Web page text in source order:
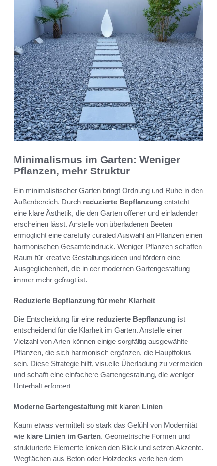
Minimalismus im Garten: Weniger
Pflanzen, mehr Struktur
Ein minimalistischer Garten bringt Ordnung und Ruhe in den
Außenbereich. Durch reduzierte Bepflanzung entsteht
eine klare Ästhetik, die den Garten offener und einladender
erscheinen lässt. Anstelle von überladenen Beeten
ermöglicht eine carefully curated Auswahl an Pflanzen einen
harmonischen Gesamteindruck. Weniger Pflanzen schaffen
Raum für kreative Gestaltungsideen und fördern eine
Ausgeglichenheit, die in der modernen Gartengestaltung
immer mehr gefragt ist.
Reduzierte Bepflanzung für mehr Klarheit
Die Entscheidung für eine reduzierte Bepflanzung ist
entscheidend für die Klarheit im Garten. Anstelle einer
Vielzahl von Arten können einige sorgfältig ausgewählte
Pflanzen, die sich harmonisch ergänzen, die Hauptfokus
sein. Diese Strategie hilft, visuelle Überladung zu vermeiden
und schafft eine einfachere Gartengestaltung, die weniger
Unterhalt erfordert.
Moderne Gartengestaltung mit klaren Linien
Kaum etwas vermittelt so stark das Gefühl von Modernität
wie klare Linien im Garten. Geometrische Formen und
strukturierte Elemente lenken den Blick und setzen Akzente.
Wegflächen aus Beton oder Holzdecks verleihen dem